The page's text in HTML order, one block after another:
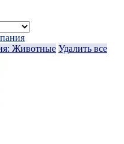
Животные Удалить все